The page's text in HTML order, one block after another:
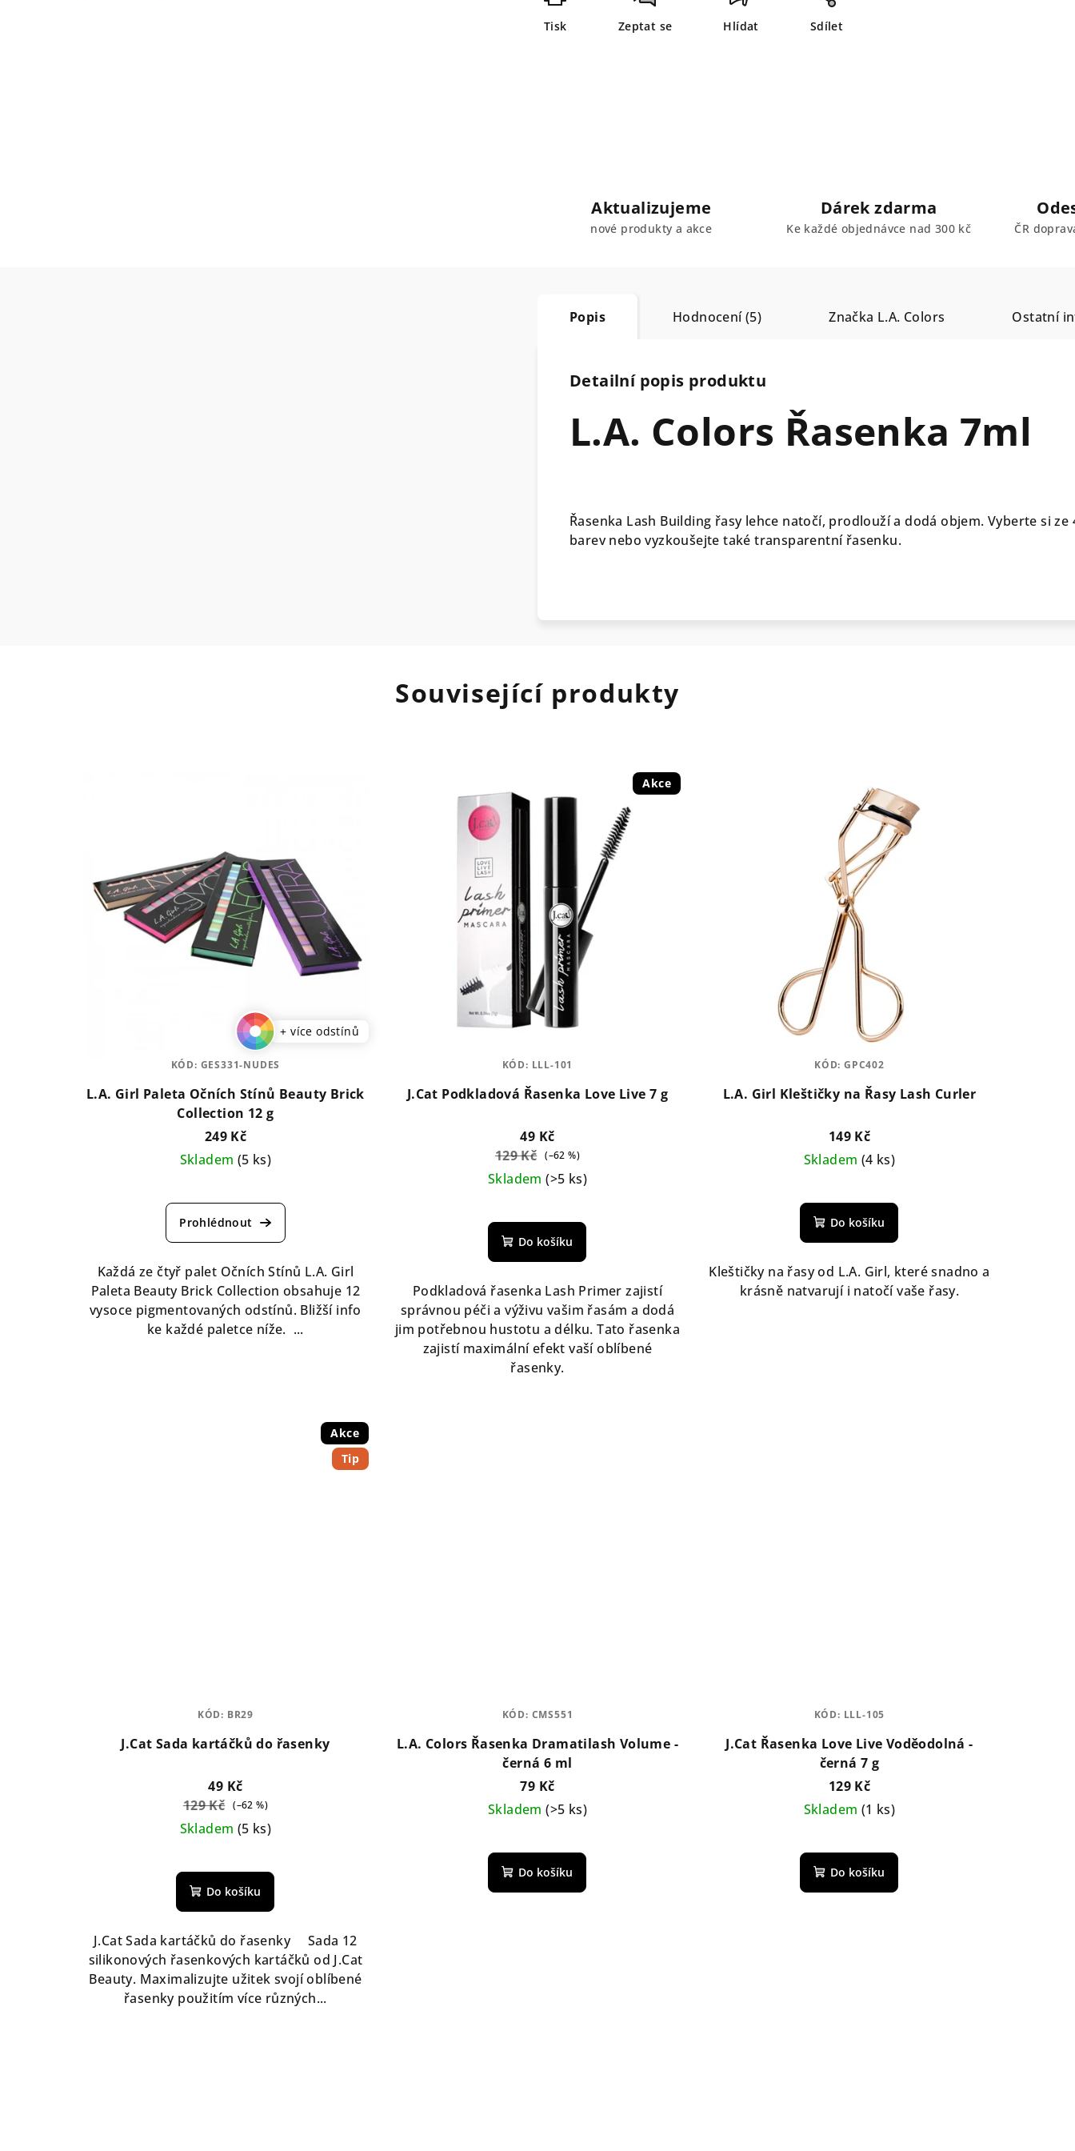
Tisk Zeptat se Hlídat Sdílet
Aktualizujeme
nové produkty a akce
Dárek zdarma
Ke každé objednávce nad 300 kč ČR
Popis Hodnocení (5) Značka L.A. Colors Ostatní
Detailní popis produktu
L.A. Colors Řasenka 7ml
Řasenka Lash Building řasy lehce natočí, prodlouží a dodá objem. Vyberte si ze
barev nebo vyzkoušejte také transparentní řasenku.
Související produkty
+ více odstínů
L.A. Girl Paleta Očních Stínů Beauty Brick
Collection 12 g
249 Kč
Skladem (5 ks)
hodnocení
produktu
je
5,0
z
5
hvězdiček.
Každá ze čtyř palet Očních Stínů L.A. Girl
Paleta Beauty Brick Collection obsahuje 12
vysoce pigmentovaných odstínů. Bližší info
ke každé paletce níže. ...
KÓD: GES331-NUDES
Akce
J.Cat Podkladová Řasenka Love Live 7 g
49 Kč
129 Kč (–62 %)
Skladem(>5 ks)
Do košíku
Podkladová řasenka Lash Primer zajistí
správnou péči a výživu vašim řasám a dodá
jim potřebnou hustotu a délku. Tato řasenka
zajistí maximální efekt vaší oblíbené
řasenky.
KÓD: LLL-101
L.A. Girl Kleštičky na Řasy Lash Curler
149 Kč
Skladem (4 ks)
Do košíku
Kleštičky na řasy od L.A. Girl, které snadno a
krásně natvarují i natočí vaše řasy.
KÓD:GPC402
Akce
Tip
J.Cat Sada kartáčků do řasenky
49 Kč
129 Kč (–62 %)
Skladem (5 ks)
Do košíku
J.Cat Sada kartáčků do řasenky Sada 12
silikonových řasenkových kartáčků od J.Cat
Beauty. Maximalizujte užitek svojí oblíbené
řasenky použitím více různých...
KÓD: BR29
L.A. Colors Řasenka Dramatilash Volume -
černá 6 ml
79 Kč
Skladem(>5 ks)
Do košíku
KÓD: CMS551
J.Cat Řasenka Love Live Voděodolná -
černá 7 g
129 Kč
Skladem (1 ks)
Do košíku
KÓD: LLL-105